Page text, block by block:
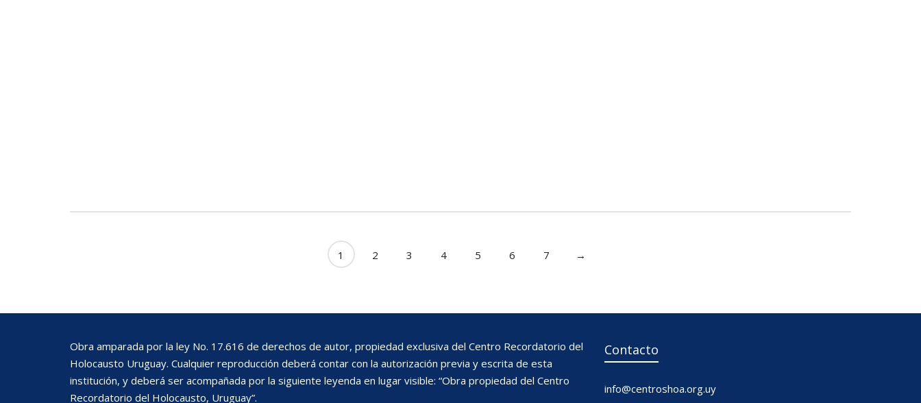
1 2 3 4 5 6 7 →
Obra amparada por la ley No. 17.616 de derechos de autor, propiedad exclusiva del Centro Recordatorio del
Holocausto Uruguay. Cualquier reproducción deberá contar con la autorización previa y escrita de esta
institución, y deberá ser acompañada por la siguiente leyenda en lugar visible: “Obra propiedad del Centro
Recordatorio del Holocausto, Uruguay”.
Contacto
info@centroshoa.org.uy